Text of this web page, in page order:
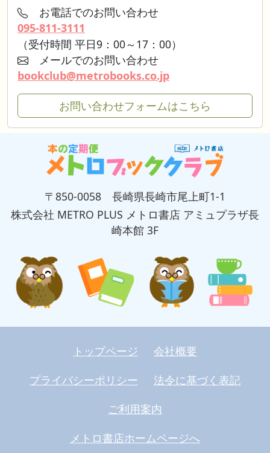
お電話でのお問い合わせ
095-811-3111
（受付時間 平日9：00～17：00）
メールでのお問い合わせ
bookclub@metrobooks.co.jp
お問い合わせフォームはこちら
〒850-0058 長崎県長崎市尾上町1-1
株式会社 METRO PLUS メトロ書店 アミュプラザ長
崎本館 3F
トップページ
会社概要
プライバシーポリシー
法令に基づく表記
ご利用案内
メトロ書店ホームページへ